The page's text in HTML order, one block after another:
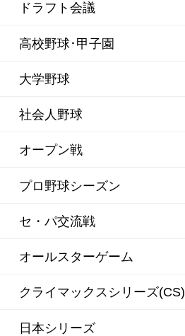
ドラフト会議
高校野球･甲子園
大学野球
社会人野球
オープン戦
プロ野球シーズン
セ・パ交流戦
オールスターゲーム
クライマックスシリーズ(CS)
日本シリーズ